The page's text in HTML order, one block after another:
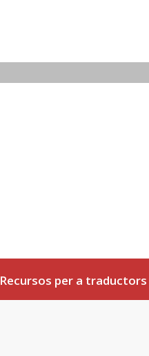
Recursos per a traductors